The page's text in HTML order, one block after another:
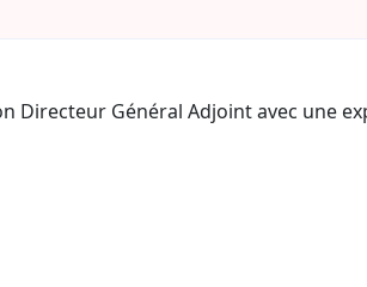
Directeur Général Adjoint avec une